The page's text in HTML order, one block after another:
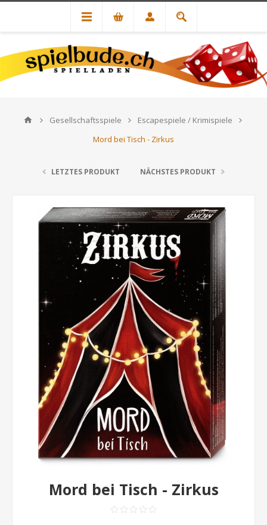
Gesellschaftsspiele
Escapespiele / Krimispiele
Mord bei Tisch - Zirkus
LETZTES PRODUKT NÄCHSTES PRODUKT
Mord bei Tisch - Zirkus